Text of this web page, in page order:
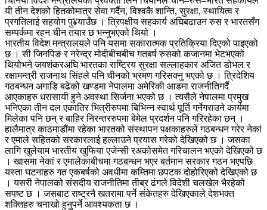
यी तीन देशको हितकोमात्र सेवा गर्दैन, विश्वकै शान्ति, सुरक्षा, स्थायित्व र
प्रगतिलाई सहयोग पु¥याउँछ । त्रिपक्षीय सहकार्य अघिबढाउन रुस र भारतसँग
सम्पर्कमा रहन चीन तयार छ भन्नुभएको थियो ।
भारतीय विदेश मन्त्रालयले पनि यसमा सकारात्मक प्रतिक्रिया दिएको पाइएको
छ । सी जिनपिङ र नरेन्द्र मोदीबीचबीच गतबर्ष रुसको कजानमा भेटभएको
थियोभने जयशंकरअघि भारतका राष्ट्रिय सुरक्षा सल्लाहकार अजित डोभल र
रक्षामन्त्री राजनाथ सिंहले पनि चीनको भ्रमण गरिसक्नु भएको छ । त्रिदेशिय
गठबन्धन अगाडि बढेको खण्डमा नेपालमा अमेरिकी आडमा राजनीतिगर्दै
आएकाहरु धरासायी हुने अवस्था सिर्जना भएको छ । त्यसैले नेपालमा प्रमुख
भनिएका तीन दल एकातिर भित्रीरुपमा बिभिन्न स्वार्थ पूर्ति गर्नेगराउने कार्यमा
मिलेका पनि छन् र बाहिर निरन्तररुपमा बेमेल प्रदर्शन पनि गरिरहेका छन् ।
हालैमात्र काठमाडौंमा रहेका भारतको संस्थापन पक्षकाहरुले गठबन्धन गरेर नेकां
र एमाले सहितको सरकारलाई हल्लाउने प्रयास गरेको देखिएको छ । जसका
लागि खुलेयाम भारतीय खुफिया एजेन्सी रअकोसमेत गरिचालन भएको देखिएको छ
। खासमा नेकां र एमालेकाबीचमा गठबन्धन भएर बर्तमान सरकार गठन भएपछि
यस्ता घटनाहरु गत एकबर्षको अवधीमा कम्तिमा छपटक दोहोरिएको देखिएको छ
। यसरी नेपालको संसदीय राजनीतिमा तीब्र ढंगले विदेशी चलखेल भैरहेको
सपष्ट छ । जसबाट राष्ट्रनै खतरामा पर्ने संकेतहरु देखिएकाले देशभक्त
शक्तिहरु चनाखो हुनुपर्ने आवश्यकता छ ।